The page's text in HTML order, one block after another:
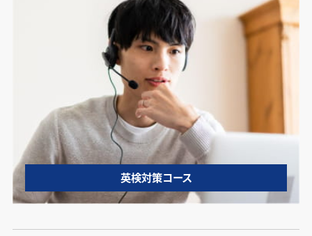
英検対策コース